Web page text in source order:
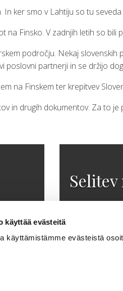
käyttää evästeitä
käyttämistämme evästeistä
ker smo v Lahtiju so tu
Finsko. V zadnjih letih so bili
področju. Nekaj slovenskih
poslovni partnerji in se držijo
na Finskem ter krepitvev
in drugih dokumentov. Za to